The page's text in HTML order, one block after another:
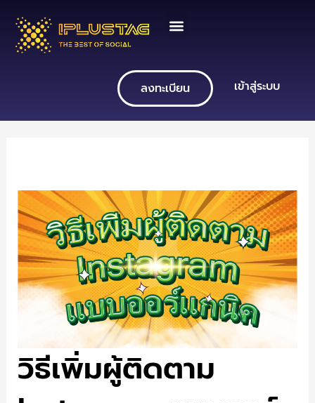
content
เข้าสู่ระบบ
ลงทะเบียน
วิธีเพิ่มผู้ติดตาม